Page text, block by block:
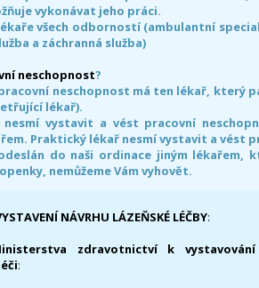
vykonávat jeho práci.
všech odborností (ambulantní
a záchranná služba)
neschopnost?
neschopnost má ten lékař, který
lékař).
vystavit a vést pracovní
Praktický lékař nesmí vystavit a vést
do naši ordinace jiným lékařem,
nemůžeme Vám vyhovět.
NÁVRHU LÁZEŇSKÉ LÉČBY:
zdravotnictví k
: